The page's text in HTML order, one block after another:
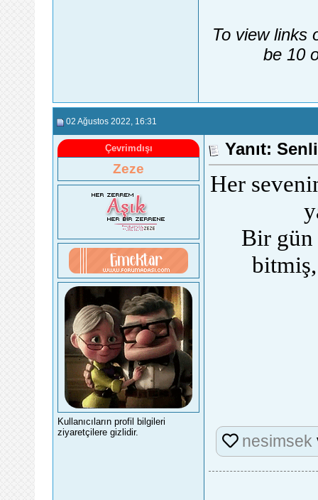
To view links
be 10
02 Ağustos 2022 , 16:31
Çevrimdışı
Zeze
Kullanıcıların profil bilgileri
ziyaretçilere gizlidir.
Yanıt:
Her
Bir gün
nesimsek